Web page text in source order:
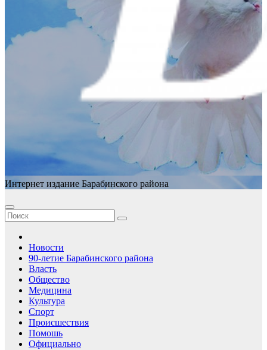
Интернет издание Барабинского района
Новости
90-летие Барабинского района
Власть
Общество
Медицина
Культура
Спорт
Происшествия
Помошь
Официально